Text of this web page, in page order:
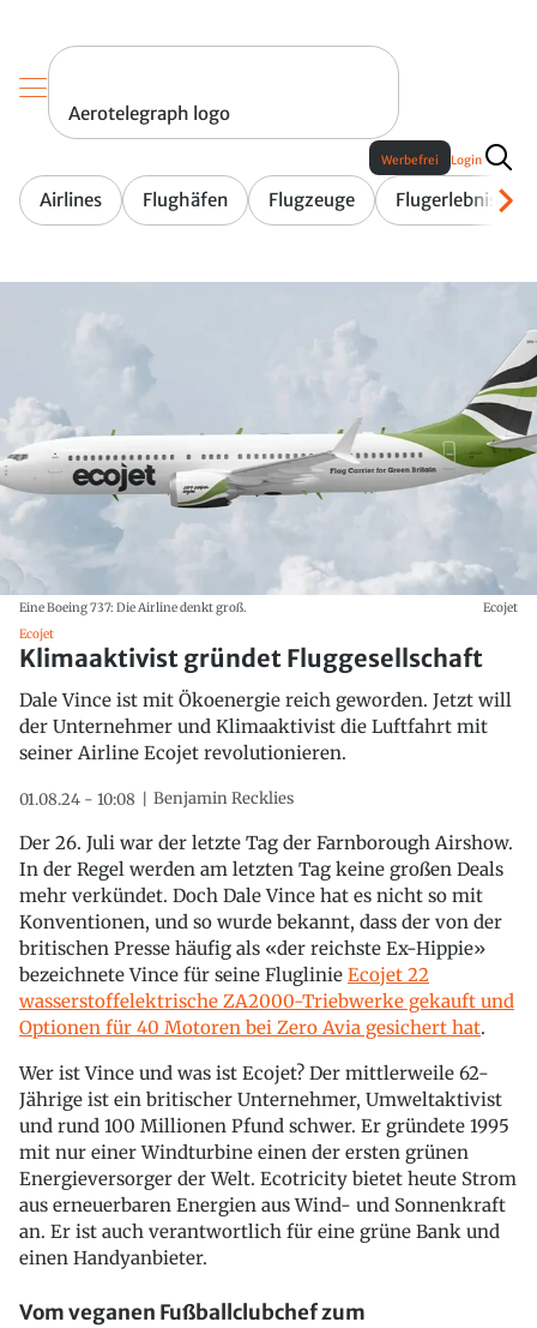
Aerotelegraph logo
Airlines Flughäfen Flugzeuge Flugerlebnis
Werbefrei Login
Eine Boeing 737: Die Airline denkt groß.
Ecojet
Ecojet
Klimaaktivist gründet Fluggesellschaft
Dale Vince ist mit Ökoenergie reich geworden. Jetzt will
der Unternehmer und Klimaaktivist die Luftfahrt mit
seiner Airline Ecojet revolutionieren.
01.08.24 - 10:08 Benjamin Recklies
Der 26. Juli war der letzte Tag der Farnborough Airshow.
In der Regel werden am letzten Tag keine großen Deals
mehr verkündet. Doch Dale Vince hat es nicht so mit
Konventionen, und so wurde bekannt, dass der von der
britischen Presse häufig als «der reichste Ex-Hippie»
bezeichnete Vince für seine Fluglinie Ecojet 22
wasserstoffelektrische ZA2000-Triebwerke gekauft und
Optionen für 40 Motoren bei Zero Avia gesichert hat.
Wer ist Vince und was ist Ecojet? Der mittlerweile 62-
Jährige ist ein britischer Unternehmer, Umweltaktivist
und rund 100 Millionen Pfund schwer. Er gründete 1995
mit nur einer Windturbine einen der ersten grünen
Energieversorger der Welt. Ecotricity bietet heute Strom
aus erneuerbaren Energien aus Wind- und Sonnenkraft
an. Er ist auch verantwortlich für eine grüne Bank und
einen Handyanbieter.
Vom veganen Fußballclubchef zum